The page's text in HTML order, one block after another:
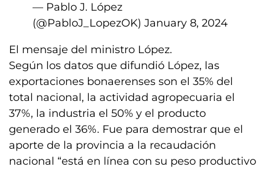
— Pablo J. López
(@PabloJ_LopezOK) January 8, 2024
El mensaje del ministro López.
Según los datos que difundió López, las
exportaciones bonaerenses son el 35% del
total nacional, la actividad agropecuaria el
37%, la industria el 50% y el producto
generado el 36%. Fue para demostrar que el
aporte de la provincia a la recaudación
nacional “está en línea con su peso productivo